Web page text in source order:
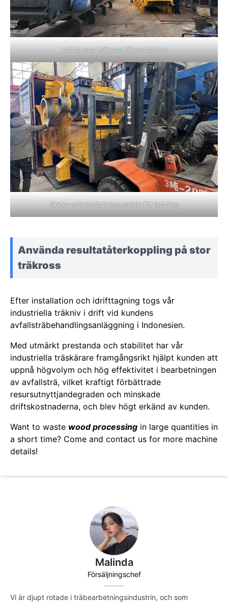
Malinda
Försäljningschef
Vi är djupt rotade i träbearbetningsindustrin, och som
Laddar stor träkross till containern
Skicka avfallsträskrossmaskin för lastning
Använda resultatåterkoppling på stor
träkross
Efter installation och idrifttagning togs vår
industriella träkniv i drift vid kundens
avfallsträbehandlingsanläggning i Indonesien.
Med utmärkt prestanda och stabilitet har vår
industriella träskärare framgångsrikt hjälpt kunden att
uppnå högvolym och hög effektivitet i bearbetningen
av avfallsträ, vilket kraftigt förbättrade
resursutnyttjandegraden och minskade
driftskostnaderna, och blev högt erkänd av kunden.
Want to waste wood processing in large quantities in
a short time? Come and contact us for more machine
details!